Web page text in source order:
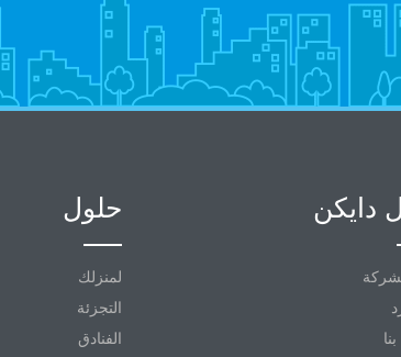
حلول
لمنزلك
التجزئة
الفنادق
دايكن